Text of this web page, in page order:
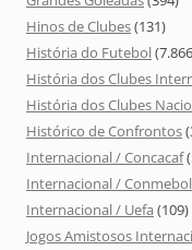
Hinos de Clubes(131)
História do Futebol
História dos Clubes
História dos Clubes
Histórico de Confrontos
Internacional / Concacaf
Internacional / Conmebol
Internacional / Uefa (109)
Jogos Amistosos